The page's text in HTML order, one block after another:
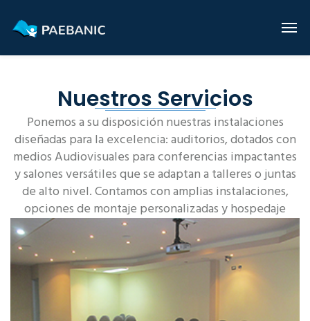
Nuestros Servicios
Ponemos a su disposición nuestras instalaciones
diseñadas para la excelencia: auditorios, dotados con
medios Audiovisuales para conferencias impactantes
y salones versátiles que se adaptan a talleres o juntas
de alto nivel. Contamos con amplias instalaciones,
opciones de montaje personalizadas y hospedaje